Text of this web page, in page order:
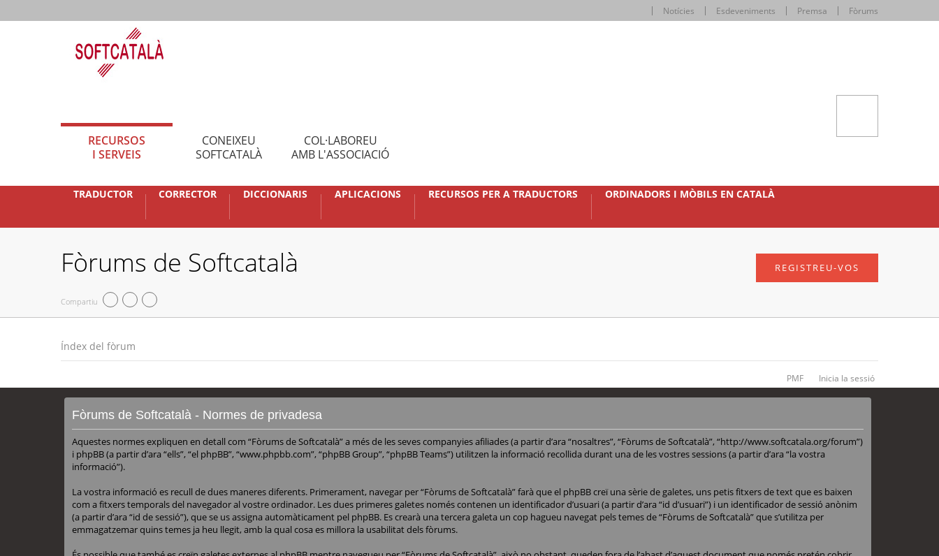
Notícies Esdeveniments Premsa Fòrums
RECURSOS
I SERVEIS
CONEIXEU
SOFTCATALÀ
COL·LABOREU
AMB L'ASSOCIACIÓ
TRADUCTOR CORRECTOR DICCIONARIS APLICACIONS RECURSOS PER A TRADUCTORS ORDINADORS I MÒBILS EN CATALÀ
Fòrums de Softcatalà
Compartiu
REGISTREU-VOS
Índex del fòrum
PMF Inicia la sessió
Fòrums de Softcatalà - Normes de privadesa
Aquestes normes expliquen en detall com “Fòrums de Softcatalà” a més de les seves companyies afiliades (a partir d’ara “nosaltres”, “Fòrums de Softcatalà”, “http://www.softcatala.org/forum”)
i phpBB (a partir d’ara “ells”, “el phpBB”, “www.phpbb.com”, “phpBB Group”, “phpBB Teams”) utilitzen la informació recollida durant una de les vostres sessions (a partir d’ara “la vostra
informació”).
La vostra informació es recull de dues maneres diferents. Primerament, navegar per “Fòrums de Softcatalà” farà que el phpBB creï una sèrie de galetes, uns petis fitxers de text que es baixen
com a fitxers temporals del navegador al vostre ordinador. Les dues primeres galetes només contenen un identificador d’usuari (a partir d’ara “id d’usuari”) i un identificador de sessió anònim
(a partir d’ara “id de sessió”), que se us assigna automàticament pel phpBB. Es crearà una tercera galeta un cop hagueu navegat pels temes de “Fòrums de Softcatalà” que s’utilitza per
emmagatzemar quins temes ja heu llegit, amb la qual cosa es millora la usabilitat dels fòrums.